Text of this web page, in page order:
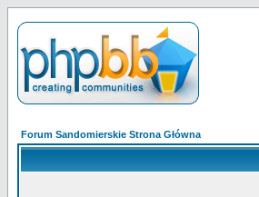
Forum Sandomierskie Strona Główna